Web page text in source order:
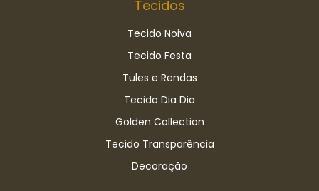
Tecidos
Tecido Noiva
Tecido Festa
Tules e Rendas
Tecido Dia Dia
Golden Collection
Tecido Transparência
Decoração